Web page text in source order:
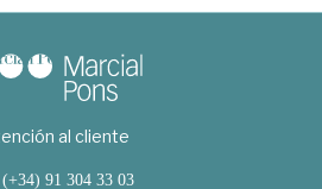
al cliente
(+34) 91 304 33 03